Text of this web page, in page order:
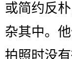
或简约反
杂其中。
拍照时没